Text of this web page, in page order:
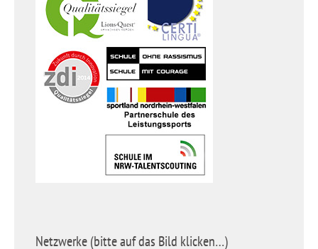
Netzwerke (bitte auf das Bild klicken…)